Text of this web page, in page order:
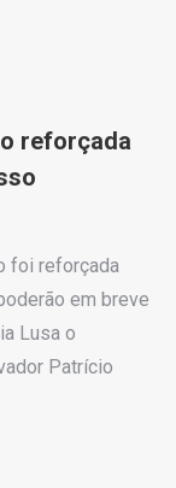
reforçada
foi reforçada
em breve
Lusa o
Patrício